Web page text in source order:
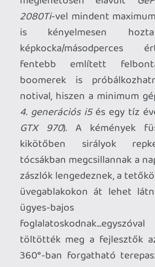
rendszer kukázását eleinte ugyan
fájlaltam, de el kell ismernem, hogy
ezáltal csak még nagyobb hangsúly
került a taktikázásra. Néhány OP
képesség túlontúl könnyűvé tette az
előző felvonásokat, a karakterek
balanszolása szintén az Origins javára
vált, de veteránok még így isp34c3 of
cake -nek érezhetik.
Green Beret: Csalirádiójából kirúghatja a
limitált darabszámú akksit az elcsalt
őr...már persze ha elég időt hagyunk neki
rá, párszor lehet pótolni talált darabokkal.